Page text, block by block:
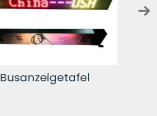
Busanzeigetafel